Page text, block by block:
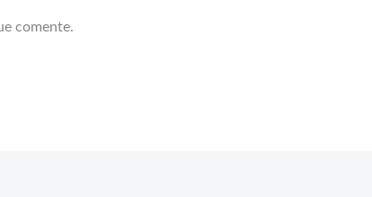
comente.